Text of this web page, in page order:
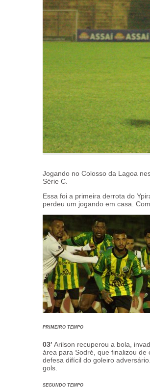
Jogando no Colosso da Lagoa
Série C.
Essa foi a primeira derrota do
perdeu um jogando em casa.
PRIMEIRO TEMPO
03′ Arilson recuperou a bola,
área para Sodré, que finalizou de
defesa difícil do goleiro adversário.
gols.
SEGUNDO TEMPO